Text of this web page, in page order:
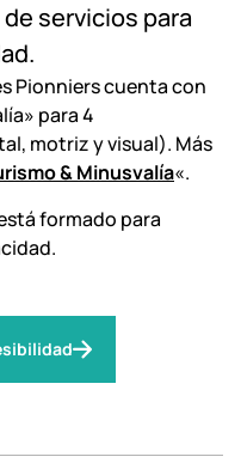
servicios para
Pionniers cuenta con
para 4
motriz y visual). Más
& Minusvalía«.
formado para